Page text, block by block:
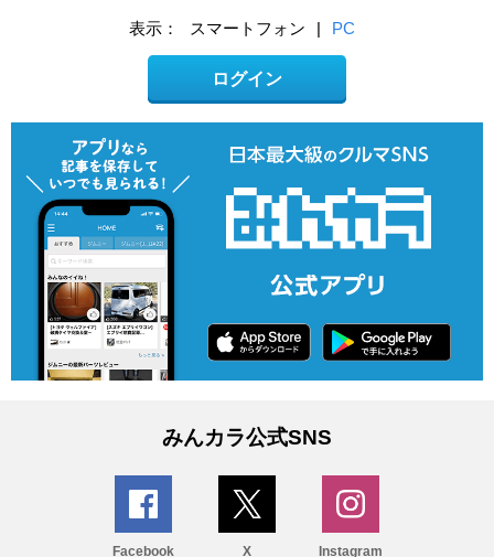
表示： スマートフォン | PC
ログイン
みんカラ公式SNS
Facebook X Instagram